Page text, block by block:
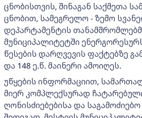
ცნობისთვის, შინაგან საქმეთა
ცნობით, სამეგრელო - ზემო
დეპარტამენტის
მუნიციპალიტეტში
წესების დარღვევის ფაქტებზე
და 148 ე.წ. მაინერი ამოიღეს.
უწყების ინფორმაციით,
მიერ კომპლექსურად
ღონისძიებებისა და